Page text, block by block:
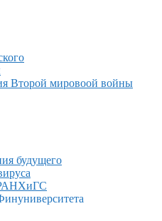
Второй мировоой войны
будущего
РАНХиГС